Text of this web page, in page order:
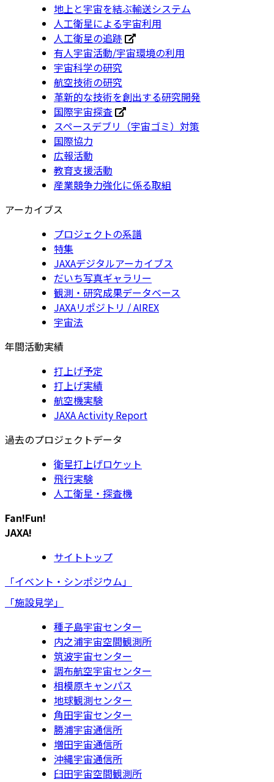
地上と宇宙を結ぶ輸送システム
人工衛星による宇宙利用
人工衛星の追跡
有人宇宙活動/宇宙環境の利用
宇宙科学の研究
航空技術の研究
革新的な技術を創出する研究開発
国際宇宙探査
スペースデブリ（宇宙ゴミ）対策
国際協力
広報活動
教育支援活動
産業競争力強化に係る取組
アーカイブス
プロジェクトの系譜
特集
JAXAデジタルアーカイブス
だいち写真ギャラリー
観測・研究成果データベース
JAXAリポジトリ / AIREX
宇宙法
年間活動実績
打上げ予定
打上げ実績
航空機実験
JAXA Activity Report
過去のプロジェクトデータ
衛星打上げロケット
飛行実験
人工衛星・探査機
Fan!Fun!
JAXA!
サイトトップ
「イベント・シンポジウム」
「施設見学」
種子島宇宙センター
内之浦宇宙空間観測所
筑波宇宙センター
調布航空宇宙センター
相模原キャンパス
地球観測センター
角田宇宙センター
勝浦宇宙通信所
増田宇宙通信所
沖縄宇宙通信所
臼田宇宙空間観測所